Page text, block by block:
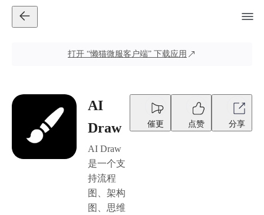
打开 “懒猫微服客户端” 下载应用
AI
Draw
AI Draw
是一个支
持流程
图、架构
图、思维
催更 点赞 分享